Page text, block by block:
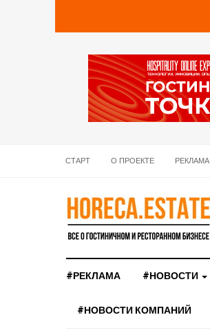
СТАРТ О ПРОЕКТЕ РЕКЛАМА
#РЕКЛАМА #НОВОСТИ
#НОВОСТИ КОМПАНИЙ